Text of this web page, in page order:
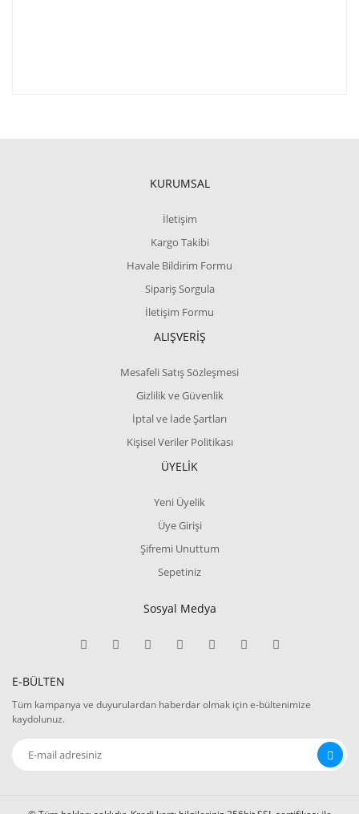
KURUMSAL
İletişim
Kargo Takibi
Havale Bildirim Formu
Sipariş Sorgula
İletişim Formu
ALIŞVERİŞ
Mesafeli Satış Sözleşmesi
Gizlilik ve Güvenlik
İptal ve İade Şartları
Kişisel Veriler Politikası
ÜYELİK
Yeni Üyelik
Üye Girişi
Şifremi Unuttum
Sepetiniz
Sosyal Medya
E-BÜLTEN
Tüm kampanya ve duyurulardan haberdar olmak için e-bültenimize
kaydolunuz.